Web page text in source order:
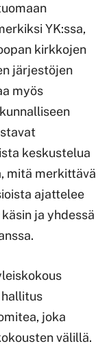
YK:ssa,
kirkkojen
järjestöjen
myös
keskustelua
mitä merkittävä
ajattelee
ja yhdessä
joka
välillä.